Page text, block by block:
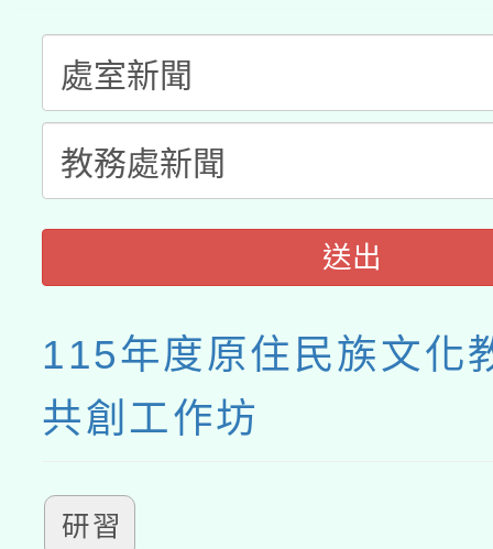
月28日止
送出
115年度原住民族文化
共創工作坊
研習